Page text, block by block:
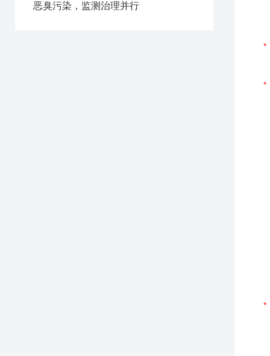
恶臭污染，监测治理并行